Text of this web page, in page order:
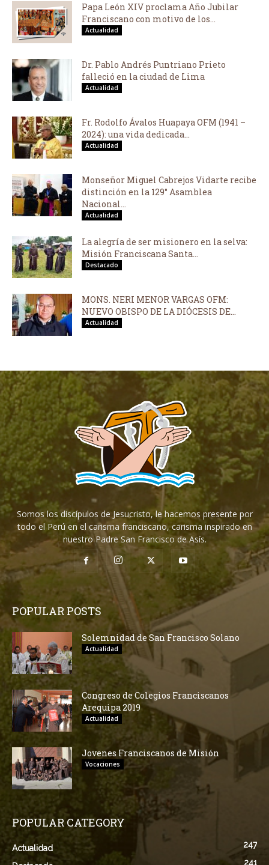
Papa León XIV proclama Año Jubilar
Franciscano con motivo de los...
Actualidad
Dr. Pablo Andrés Puntriano Prieto
falleció en la ciudad de Lima
Actualidad
Fr. Rodolfo Ávalos Huapaya OFM (1941 –
2024): una vida dedicada...
Actualidad
Monseñor Miguel Cabrejos Vidarte recibe
distinción en la 129° Asamblea
Nacional...
Actualidad
La alegría de ser misionero en la selva:
Misión Franciscana Santa...
Destacado
MONS. NERI MENOR VARGAS OFM:
NUEVO OBISPO DE LA DIÓCESIS DE...
Actualidad
Somos los discípulos de Jesucristo, le hacemos presente por
todo el Perú en el carisma franciscano, carisma inspirado en
nuestro Padre San Francisco de Asís.
POPULAR POSTS
Solemnidad de San Francisco Solano
Actualidad
Congreso de Colegios Franciscanos
Arequipa 2019
Actualidad
Jovenes Franciscanos de Misión
Vocaciones
POPULAR CATEGORY
Actualidad 247
241